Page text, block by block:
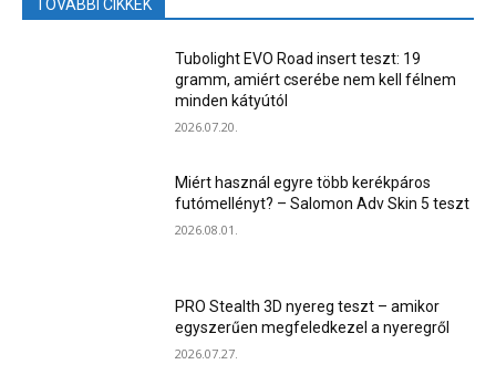
TOVÁBBI CIKKEK
Tubolight EVO Road insert teszt: 19
gramm, amiért cserébe nem kell félnem
minden kátyútól
2026.07.20.
Miért használ egyre több kerékpáros
futómellényt? – Salomon Adv Skin 5 teszt
2026.08.01.
PRO Stealth 3D nyereg teszt – amikor
egyszerűen megfeledkezel a nyeregről
2026.07.27.